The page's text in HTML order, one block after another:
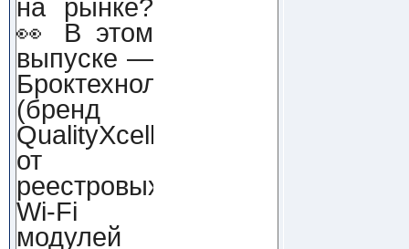
на рынке?
👀 В этом
выпуске —
Броктехнолоджи
(бренд
QualityXcellence):
от
реестровых
Wi-Fi
модулей